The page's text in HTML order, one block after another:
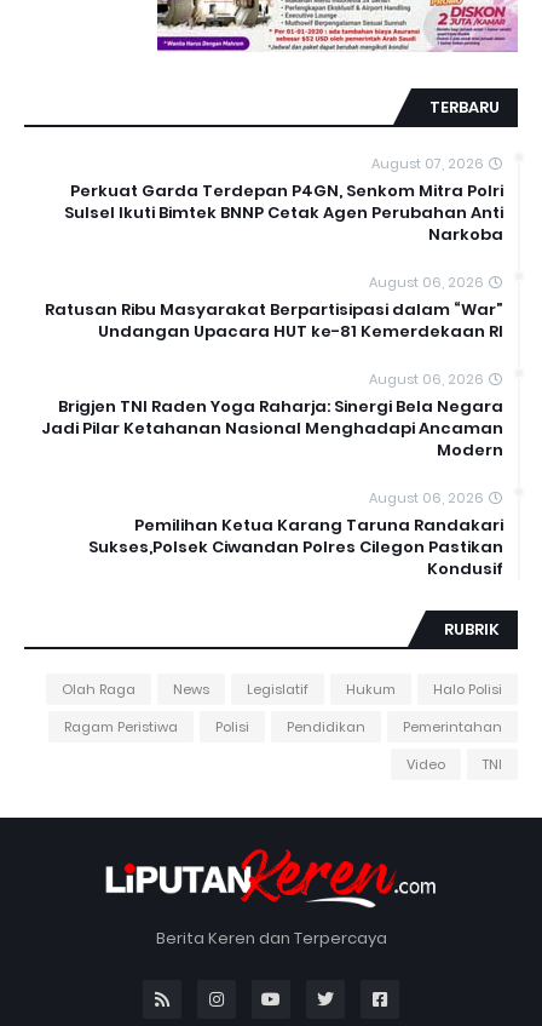
TERBARU
August 07, 2026
Perkuat Garda Terdepan P4GN, Senkom Mitra Polri
Sulsel Ikuti Bimtek BNNP Cetak Agen Perubahan Anti
Narkoba
August 06, 2026
Ratusan Ribu Masyarakat Berpartisipasi dalam “War”
Undangan Upacara HUT ke-81 Kemerdekaan RI
August 06, 2026
Brigjen TNI Raden Yoga Raharja: Sinergi Bela Negara
Jadi Pilar Ketahanan Nasional Menghadapi Ancaman
Modern
August 06, 2026
Pemilihan Ketua Karang Taruna Randakari
Sukses,Polsek Ciwandan Polres Cilegon Pastikan
Kondusif
RUBRIK
Halo Polisi
Hukum
Legislatif
News
Olah Raga
Pemerintahan
Pendidikan
Polisi
Ragam Peristiwa
TNI
Video
Berita Keren dan Terpercaya